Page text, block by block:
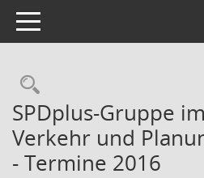
Toggle navigation
Rechercheauswahl
SPDplus-Gruppe
Verkehr und
- Termine 2016